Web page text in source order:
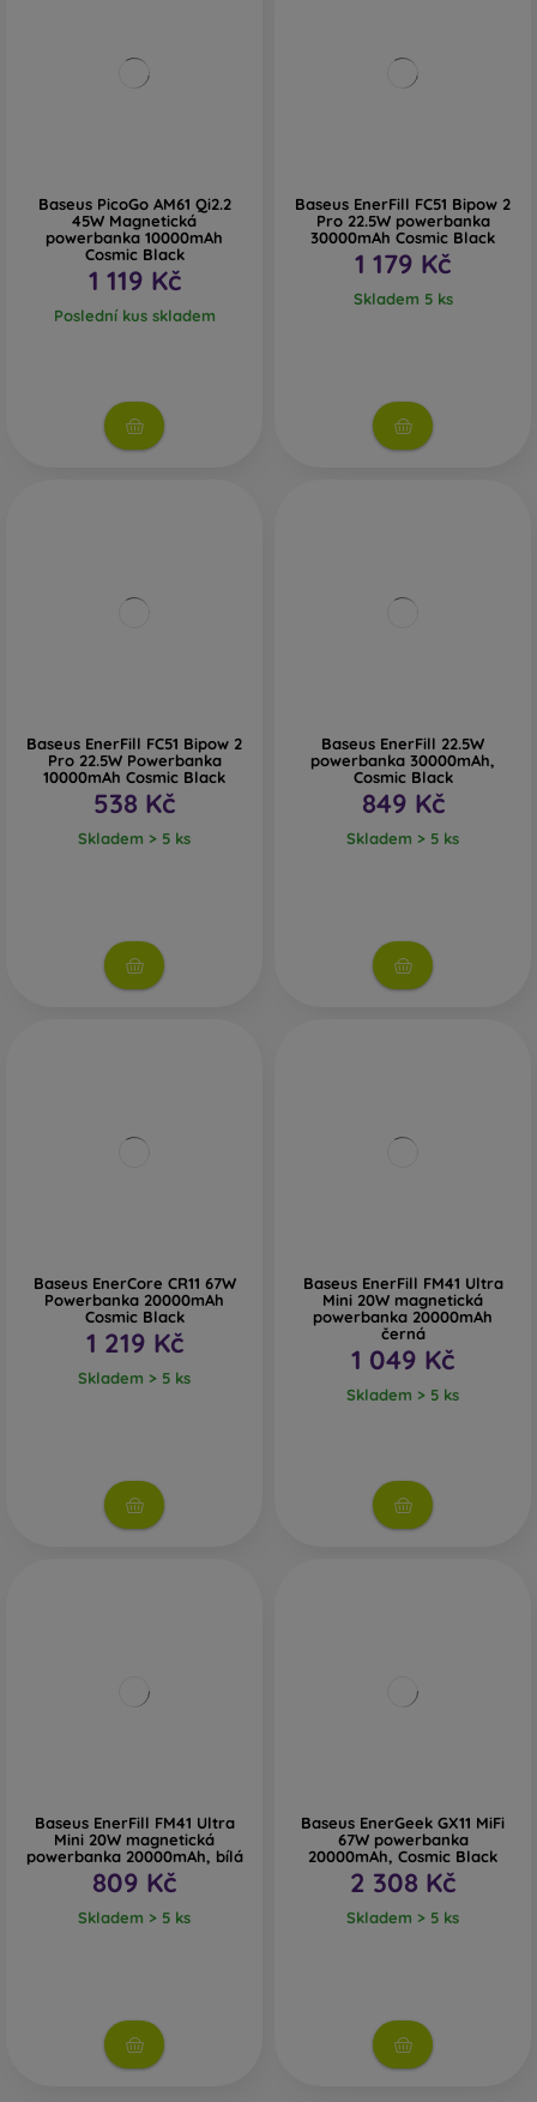
Baseus PicoGo AM61 Qi2.2
45W Magnetická
powerbanka 10000mAh
Cosmic Black
1 119 Kč
Poslední kus skladem
Baseus EnerFill FC51 Bipow 2
Pro 22.5W powerbanka
30000mAh Cosmic Black
1 179 Kč
Skladem 5 ks
Baseus EnerFill FC51 Bipow 2
Pro 22.5W Powerbanka
10000mAh Cosmic Black
538 Kč
Skladem > 5 ks
Baseus EnerFill 22.5W
powerbanka 30000mAh,
Cosmic Black
849 Kč
Skladem > 5 ks
Baseus EnerCore CR11 67W
Powerbanka 20000mAh
Cosmic Black
1 219 Kč
Skladem > 5 ks
Baseus EnerFill FM41 Ultra
Mini 20W magnetická
powerbanka 20000mAh
černá
1 049 Kč
Skladem > 5 ks
Baseus EnerFill FM41 Ultra
Mini 20W magnetická
powerbanka 20000mAh, bílá
809 Kč
Skladem > 5 ks
Baseus EnerGeek GX11 MiFi
67W powerbanka
20000mAh, Cosmic Black
2 308 Kč
Skladem > 5 ks